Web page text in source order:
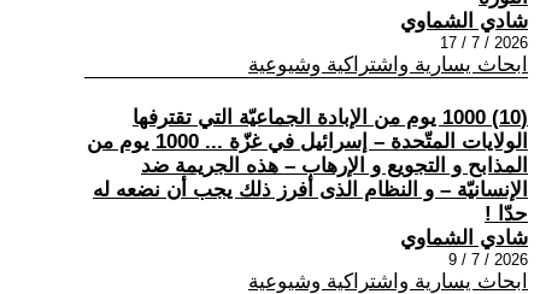
شادي الشماوي
2026 / 7 / 17
ابحاث يسارية واشتراكية وشيوعية
(10) 1000 يوم من الإبادة الجماعيّة التي تقترفها
الولايات المتّحدة – إسرائيل في غزّة ... 1000 يوم من
المذابح و التجويع و الإرهاب – هذه الجريمة ضد
الإنسانيّة – و النظام الذى أفرز ذلك يجب أن نضعه له
حدّا !
شادي الشماوي
2026 / 7 / 9
ابحاث يسارية واشتراكية وشيوعية